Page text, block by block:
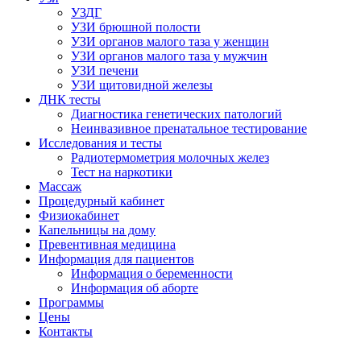
УЗДГ
УЗИ брюшной полости
УЗИ органов малого таза у женщин
УЗИ органов малого таза у мужчин
УЗИ печени
УЗИ щитовидной железы
ДНК тесты
Диагностика генетических патологий
Неинвазивное пренатальное тестирование
Исследования и тесты
Радиотермометрия молочных желез
Тест на наркотики
Массаж
Процедурный кабинет
Физиокабинет
Капельницы на дому
Превентивная медицина
Информация для пациентов
Информация о беременности
Информация об аборте
Программы
Цены
Контакты